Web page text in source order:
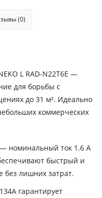
(0)
L RAD-N22T6E —
для борьбы с
до 31 м². Идеально
коммерческих
— номинальный ток 1.6 А
быстрый и
без лишних затрат.
гарантирует